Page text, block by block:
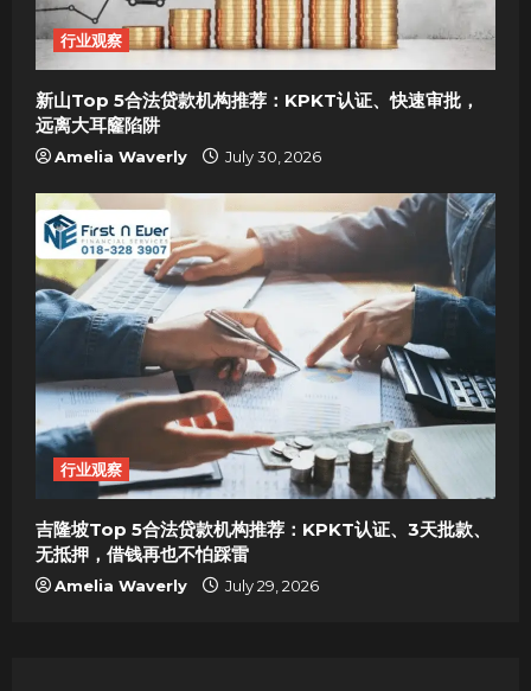
行业观察
新山Top 5合法贷款机构推荐：KPKT认证、快速审批，
远离大耳窿陷阱
Amelia Waverly July 30, 2026
行业观察
吉隆坡Top 5合法贷款机构推荐：KPKT认证、3天批款、
无抵押，借钱再也不怕踩雷
Amelia Waverly July 29, 2026